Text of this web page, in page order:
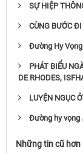
SỰ HIỆP
CÙNG BƯỚC
Đường Hy
PHÁT BIỂU
DE RHODES,
LUYỆN NGỤC
Đường hy vọng
Những tin cũ hơn